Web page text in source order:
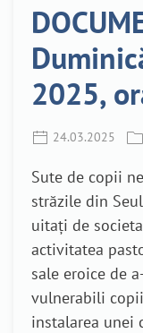
2025,
24.03.2025
Sute de copii
străzile din
uitați de
activitatea
sale eroice de
vulnerabili
instalarea unei